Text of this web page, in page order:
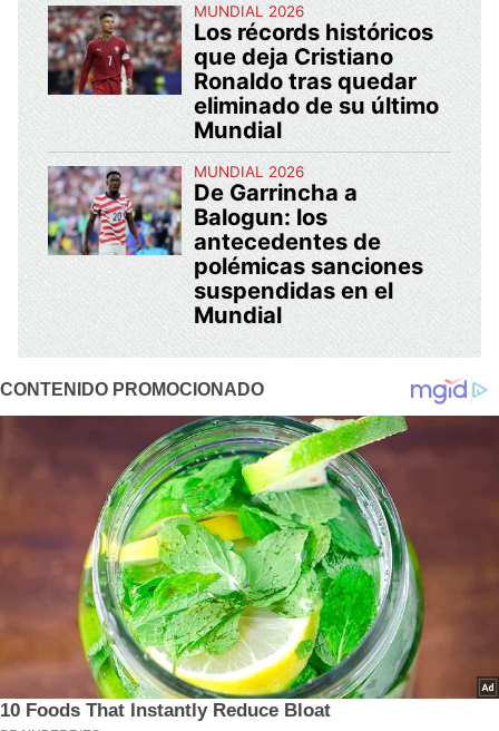
MUNDIAL 2026
Los récords históricos
que deja Cristiano
Ronaldo tras quedar
eliminado de su último
Mundial
MUNDIAL 2026
De Garrincha a
Balogun: los
antecedentes de
polémicas sanciones
suspendidas en el
Mundial